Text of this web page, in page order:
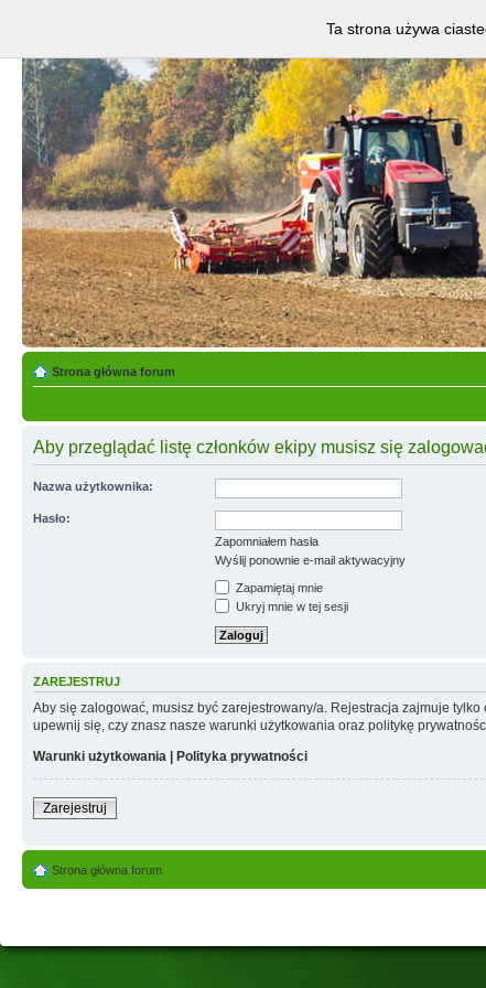
Strona główna forum
Aby przeglądać listę członków ekipy musisz się
Nazwa użytkownika:
Hasło:
Zapomniałem hasła
Wyślij ponownie e-mail aktywacyjny
Zapamiętaj mnie
Ukryj mnie w tej sesji
ZAREJESTRUJ
Aby się zalogować, musisz być zarejestrowany/a. Rejestracja zajmuje
upewnij się, czy znasz nasze warunki użytkowania oraz politykę
Warunki użytkowania | Polityka prywatności
Zarejestruj
Strona główna forum
Ta strona używa